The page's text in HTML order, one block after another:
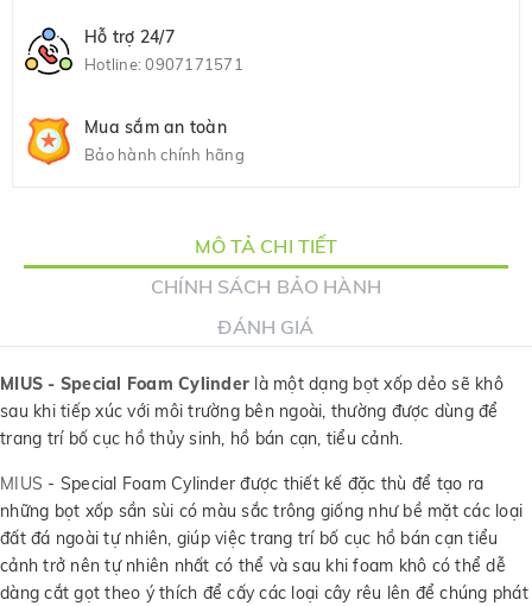
Hỗ trợ 24/7
Hotline:0907171571
Mua sắm an toàn
Bảo hành chính hãng
MÔ TẢ CHI TIẾT
CHÍNH SÁCH BẢO HÀNH
ĐÁNH GIÁ
MIUS - Special Foam Cylinder là một dạng bọt xốp dẻo sẽ khô
sau khi tiếp xúc với môi trường bên ngoài, thường được dùng để
trang trí bố cục hồ thủy sinh, hồ bán cạn, tiểu cảnh.
MIUS - Special Foam Cylinder được thiết kế đặc thù để tạo ra
những bọt xốp sần sùi có màu sắc trông giống như bề mặt các loại
đất đá ngoài tự nhiên, giúp việc trang trí bố cục hồ bán cạn tiểu
cảnh trở nên tự nhiên nhất có thể và sau khi foam khô có thể dễ
dàng cắt gọt theo ý thích để cấy các loại cây rêu lên để chúng phát